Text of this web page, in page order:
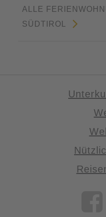
ALLE
SÜDTIROL